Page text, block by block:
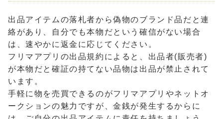
出品アイテムの落札者から偽物のブランド品だと連
絡があり、自分でも本物だという確信がない場合
は、速やかに返金に応じてください。
フリマアプリの出品規約によると、出品者(販売者)
が本物だと確証の持てない品物は出品が禁止されて
います。
手軽に物を売買できるのがフリマアプリやネットオ
ークションの魅力ですが、金銭が発生するからに